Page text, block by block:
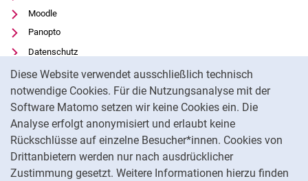
Diese Website verwendet ausschließlich technisch
notwendige Cookies. Für die Nutzungsanalyse mit der
Software Matomo setzen wir keine Cookies ein. Die
Analyse erfolgt anonymisiert und erlaubt keine
Rückschlüsse auf einzelne Besucher*innen. Cookies von
Drittanbietern werden nur nach ausdrücklicher
Zustimmung gesetzt. Weitere Informationen hierzu finden
Moodle
Panopto
Datenschutz
Barrierefreiheit
Transparenter KI-Einsatz
Impressum
Externer Link: Universität Kassel auf
Facebook (öffnet neues Fenster)
Externer Link: Universität Kassel auf
Youtube(öffnet neues Fenster)
Externer Link: Universität Kassel auf
Instagram (öffnet neues Fenster)